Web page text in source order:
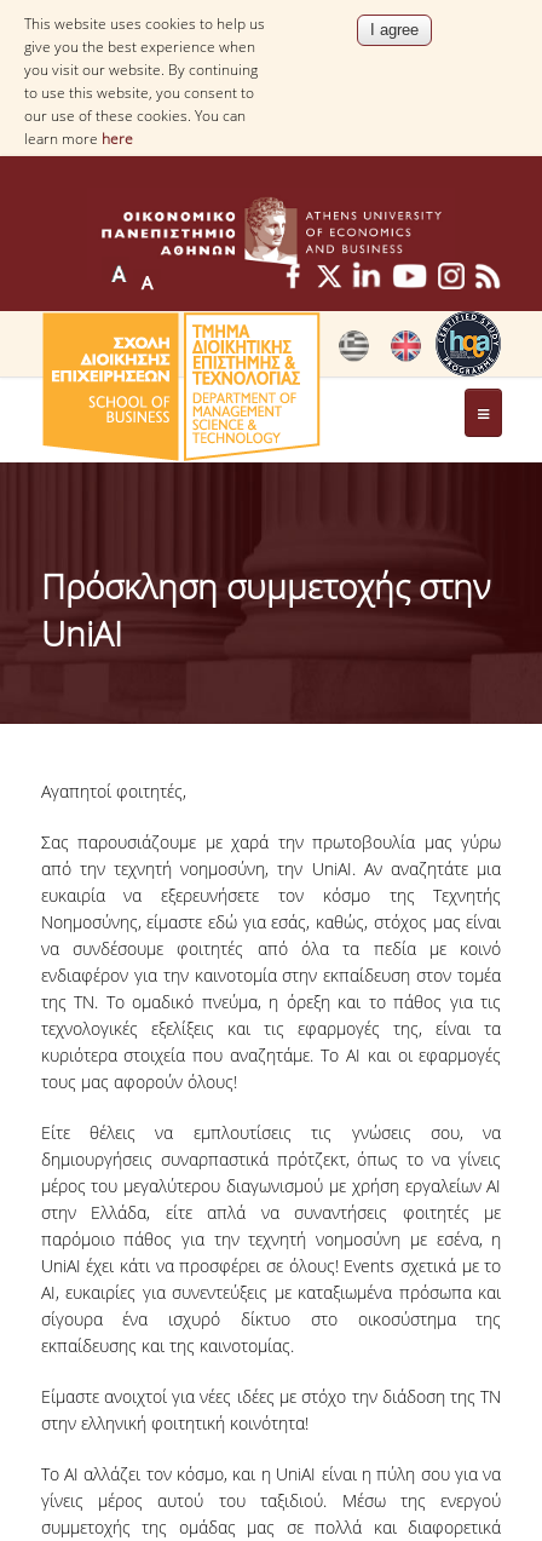
This website uses cookies to help us
give you the best experience when
you visit our website. By continuing
to use this website, you consent to
our use of these cookies. You can
learn more here
THE DEPARTMENT
IDENTITY OF THE DEPARTMENT
MISSION OF THE DEPARTMENT
LABORATORY INFRASTRUCTURE
FACULTY AND STAFF
FACULTY OF THE DEPARTMENT
RESIDENT FACULTY MEMBERS
HONONARY DOCTORATES
LABORATORY TEACHING STAFF
SPECIAL TECHNICAL LABORATORY STAFF
ADMINISTRATIVE STAFF
POSTDOCTORAL RESEARCHERS
UNDERGRADUATE STUDIES
CURRICULUM OF THE DEPARTMENT
GUIDE AND STREAMS OF STUDY
PROGRAM COURSES
Πρόσκληση συμμετοχής στην
UniAI
Αγαπητοί φοιτητές,
Σας παρουσιάζουμε με χαρά την πρωτοβουλία μας γύρω
από την τεχνητή νοημοσύνη, την UniAI. Αν αναζητάτε μια
ευκαιρία να εξερευνήσετε τον κόσμο της Τεχνητής
Νοημοσύνης, είμαστε εδώ για εσάς, καθώς, στόχος μας είναι
να συνδέσουμε φοιτητές από όλα τα πεδία με κοινό
ενδιαφέρον για την καινοτομία στην εκπαίδευση στον τομέα
της ΤΝ. Το ομαδικό πνεύμα, η όρεξη και το πάθος για τις
τεχνολογικές εξελίξεις και τις εφαρμογές της, είναι τα
κυριότερα στοιχεία που αναζητάμε. Το ΑΙ και οι εφαρμογές
τους μας αφορούν όλους!
Είτε θέλεις να εμπλουτίσεις τις γνώσεις σου, να
δημιουργήσεις συναρπαστικά πρότζεκτ, όπως το να γίνεις
μέρος του μεγαλύτερου διαγωνισμού με χρήση εργαλείων AI
στην Ελλάδα, είτε απλά να συναντήσεις φοιτητές με
παρόμοιο πάθος για την τεχνητή νοημοσύνη με εσένα, η
UniAI έχει κάτι να προσφέρει σε όλους! Events σχετικά με το
AI, ευκαιρίες για συνεντεύξεις με καταξιωμένα πρόσωπα και
σίγουρα ένα ισχυρό δίκτυο στο οικοσύστημα της
εκπαίδευσης και της καινοτομίας.
Είμαστε ανοιχτοί για νέες ιδέες με στόχο την διάδοση της ΤΝ
στην ελληνική φοιτητική κοινότητα!
Το ΑΙ αλλάζει τον κόσμο, και η UniAI είναι η πύλη σου για να
γίνεις μέρος αυτού του ταξιδιού. Μέσω της ενεργού
συμμετοχής της ομάδας μας σε πολλά και διαφορετικά